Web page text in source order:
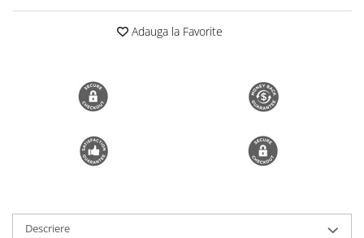
Adauga la Favorite
Descriere